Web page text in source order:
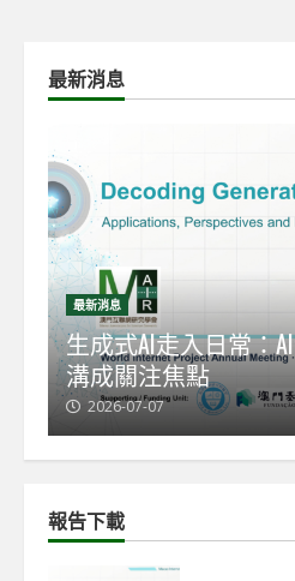
最新消息
最新消息
生成式AI走入日常：
溝成關注焦點
2026-07-07
報告下載